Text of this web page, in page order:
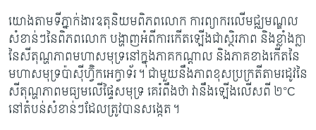
យោងតាមទីភ្នាក់ងារឧតុនិយមពិភពលោក ការព្យាករលើមជ្ឈមណ្ឌល
សំខាន់ៗនៃពិភពលោក បង្ហាញអំពីការកើតឡើងជាស្ថិរភាព និងខ្លាំងក្លា
នៃសីតុណ្ហភាព​មហាសមុទ្រនៅក្នុង​ភាគ​កណ្តាល និងភាគខាងកើតនៃ
មហាសមុទ្រប៉ាស៊ីហ្វ៊ិកអេក្វាទ័រ។ ជាមួយនឹងភាពខុស​ប្រក្រតី​តាមរដូវនៃ
សីតុណ្ហភាពមធ្យមលើផ្ទៃសមុទ្រ គេរំពឹងថា វានឹងឡើងលើសពី ២°C
នៅតំបន់​សំខាន់ៗដែលត្រូវបានសង្កេត។